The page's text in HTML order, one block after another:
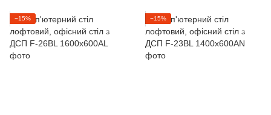
−15% −15%